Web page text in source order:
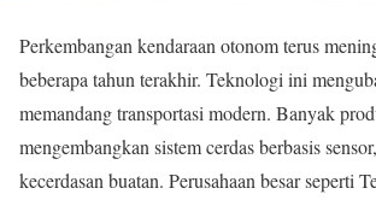
Perkembangan kendaraan otonom terus
beberapa tahun terakhir. Teknologi ini
memandang transportasi modern. Banyak
mengembangkan sistem cerdas berbasis
kecerdasan buatan. Perusahaan besar seperti